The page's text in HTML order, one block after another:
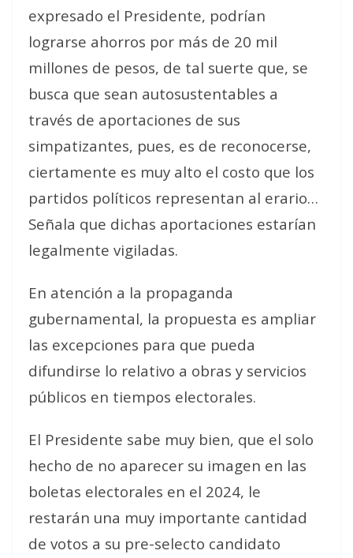
expresado el Presidente, podrían
lograrse ahorros por más de 20 mil
millones de pesos, de tal suerte que, se
busca que sean autosustentables a
través de aportaciones de sus
simpatizantes, pues, es de reconocerse,
ciertamente es muy alto el costo que los
partidos políticos representan al erario…
Señala que dichas aportaciones estarían
legalmente vigiladas.
En atención a la propaganda
gubernamental, la propuesta es ampliar
las excepciones para que pueda
difundirse lo relativo a obras y servicios
públicos en tiempos electorales.
El Presidente sabe muy bien, que el solo
hecho de no aparecer su imagen en las
boletas electorales en el 2024, le
restarán una muy importante cantidad
de votos a su pre-selecto candidato